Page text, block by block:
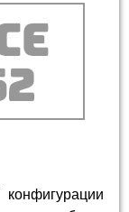
конфигурации